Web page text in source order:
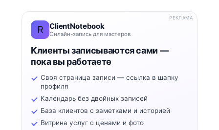
R ClientNotebook
Онлайн-запись для мастеров
Клиенты записываются сами —
пока вы работаете
Своя страница записи — ссылка в шапку
профиля
Календарь без двойных записей
База клиентов с заметками и историей
Витрина услуг с ценами и фото
РЕКЛАМА